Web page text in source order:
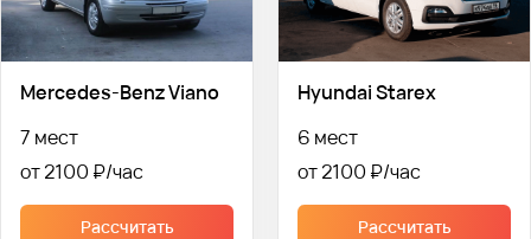
Mercedes-Benz Viano
7 мест
от 2100 ₽
Рассчитать
Hyundai Starex
6 мест
от 2100 ₽
Рассчитать